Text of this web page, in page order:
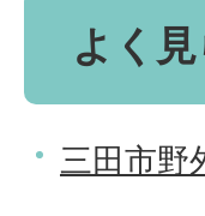
よく
三田市野